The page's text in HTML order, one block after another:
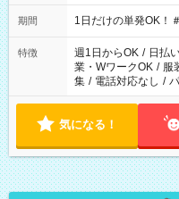
期間 1日だけの単発OK！
特徴 週1日からOK / 日払
業・WワークOK / 服
集 / 電話対応なし /
気になる！